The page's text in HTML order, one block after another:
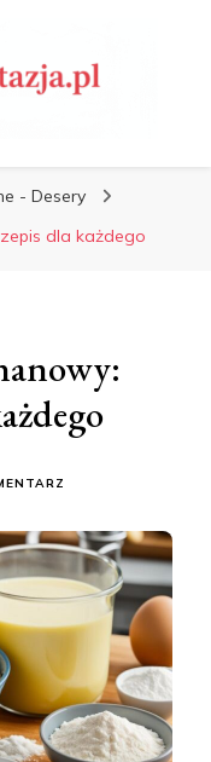
Jak
- Desery
dla każdego
CHLEB
BANANOWY:
PROSTY
PRZEPIS
DLA
KAŻDEGO